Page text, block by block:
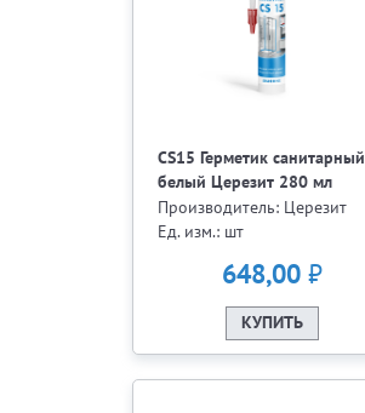
CS15 Герметик санитарный
белый Церезит 280 мл
Производитель: Церезит
Ед. изм.: шт
648,00₽
КУПИТЬ